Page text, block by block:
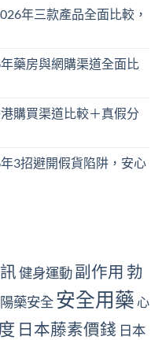
年三款產品全面比較，
藥房與網購渠道全面比
購買渠道比較＋真假分
3招避開假貨陷阱，安心
健身運動副作用 勃
藥安全安全用藥 心
日本藤素價錢 日本